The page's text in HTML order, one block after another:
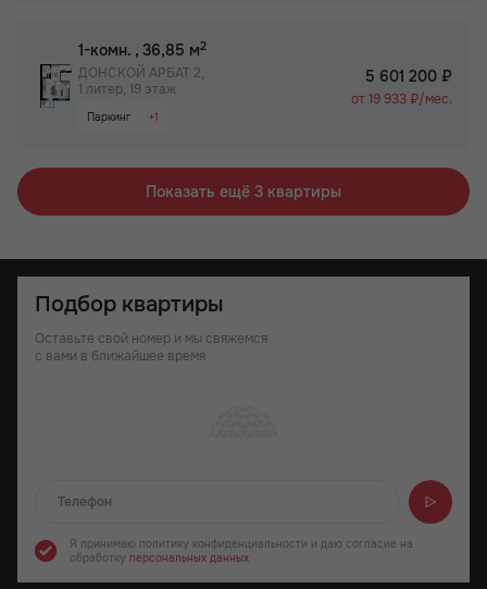
1-комн. , 36,85 м2
ДОНСКОЙ АРБАТ 2,
1 литер, 19 этаж
+1
Паркинг
5 601 200 ₽
от 19 933 ₽/мес.
Показать ещё 3 квартиры
Подбор квартиры
Оставьте свой номер и мы свяжемся
с вами в ближайшее время
Я принимаю политику конфиденциальности и даю согласие на
обработку персональных данных